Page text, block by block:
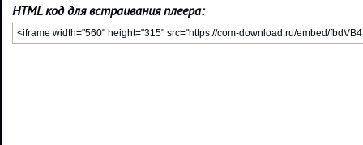
HTML код для встраивания плеера: